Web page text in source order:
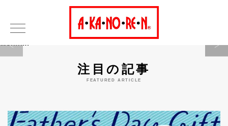
Warning
注目の記事
FEATURED ARTICLE